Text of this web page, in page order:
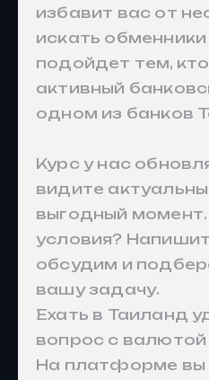
избавит вас от
искать
подойдет тем,
активный
одном из банков
Курс у нас
видите
выгодный
условия?
обсудим и
вашу задачу.
Ехать в Таиланд
вопрос с
На платформе вы